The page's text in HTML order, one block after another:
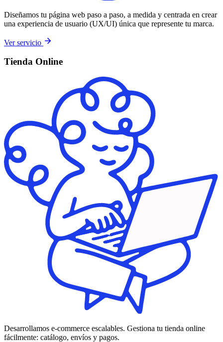
Diseñamos tu página web paso a paso, a medida y centrada en crear
una experiencia de usuario (UX/UI) única que represente tu marca.
Ver servicio
Tienda Online
Desarrollamos e-commerce escalables. Gestiona tu tienda online
fácilmente: catálogo, envíos y pagos.